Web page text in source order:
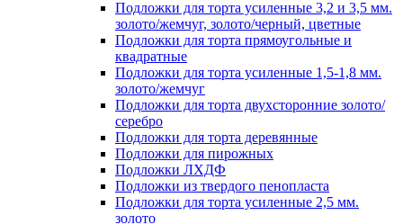
Подложки для торта усиленные 3,2 и 3,5 мм.
золото/жемчуг, золото/черный, цветные
Подложки для торта прямоугольные и
квадратные
Подложки для торта усиленные 1,5-1,8 мм.
золото/жемчуг
Подложки для торта двухсторонние золото/
серебро
Подложки для торта деревянные
Подложки для пирожных
Подложки ЛХДФ
Подложки из твердого пенопласта
Подложки для торта усиленные 2,5 мм.
золото